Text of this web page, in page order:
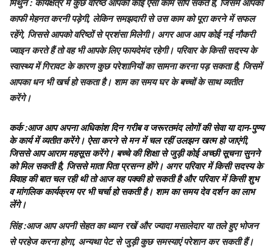
काफी मेहनत करनी पड़ेगी, लेकिन समझदारी से उस काम को पूरा करने में सफल
रहेंगे, जिससे आपको वरिष्ठों से प्रशंसा मिलेगी। अगर आज आप कोई नई नौकरी
ज्वाइन करते हैं तो वह भी आपके लिए फायदेमंद रहेगी। परिवार के किसी सदस्य के
स्वास्थ्य में गिरावट के कारण कुछ परेशानियों का सामना करना पड़ सकता है, जिसमें
आपका धन भी खर्च हो सकता है। शाम का समय घर के बच्चों के साथ व्यतीत
करेंगे।
कर्क:आज आप अपना अधिकांश दिन गरीब व जरूरतमंद लोगों की सेवा या दान-पुण्य
के कार्य में व्यतीत करेंगे। ऐसा करने से मन में चल रहीं उलझन खत्म हो जाएंगी,
जिससे आप आराम महसूस करेंगे। बच्चे की शिक्षा से जुड़ी कोई अच्छी सूचना सुनने
को मिल सकती है, जिससे माता पिता प्रसन्न होंगे। अगर परिवार में किसी सदस्य के
विवाह की बात चल रही थी तो आज वह पक्की हो सकती है और परिवार में किसी शुभ
व मांगलिक कार्यक्रम पर भी चर्चा हो सकती है। शाम का समय देव दर्शन का लाभ
लेंगे।
सिंह:आज आप अपनी सेहत का ध्यान रखें और ज्यादा मसालेदार या तले हुए भोजन
से परहेज करना होगा, अन्यथा पेट से जुड़ी कुछ समस्याएं परेशान कर सकती हैं।